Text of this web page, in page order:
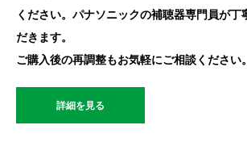
ください。パナソニックの補聴器専門員が丁
だきます。
ご購入後の再調整もお気軽にご相談ください。
詳細を見る